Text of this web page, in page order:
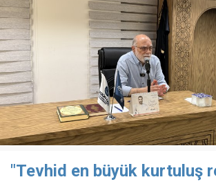
"Tevhid en büyük kurtuluş